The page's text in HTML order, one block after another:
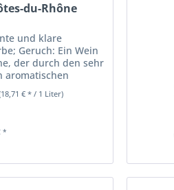
du-Rhône
und klare
Geruch: Ein Wein
der durch den sehr
aromatischen
Viognier
ist. Aromen von
Aprikose, Akazie
€ * / 1 Liter)
*